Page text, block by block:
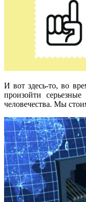
И вот здесь-то, во
произойти
человечества. Мы